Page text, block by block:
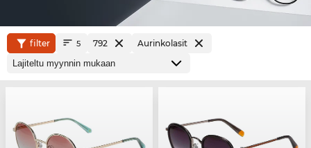
filter 5 792 Aurinkolasit